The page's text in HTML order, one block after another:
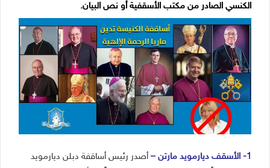
الكنسي الصادر من مكتب الأسقفية أو نص البيان.
1- الأسقف ديارمويد مارتن –
أصدر رئيس أساقفة دبلن ديارمويد